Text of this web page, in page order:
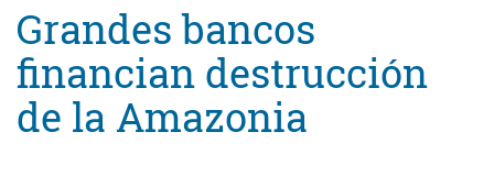
Grandes bancos
financian destrucción
de la Amazonia